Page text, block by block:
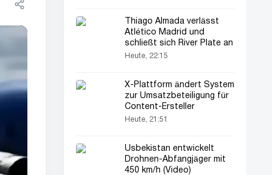
Thiago Almada verlässt
Atlético Madrid und
schließt sich River Plate an
Heute, 22:15
X-Plattform ändert System
zur Umsatzbeteiligung für
Content-Ersteller
Heute, 21:51
Usbekistan entwickelt
Drohnen-Abfangjäger mit
450 km/h (Video)